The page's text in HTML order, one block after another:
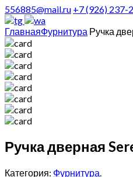
556885@mail.ru +7 (926) 237-
ГлавнаяФурнитура Ручка
Ручка дверная
Категория: Фурнитура.